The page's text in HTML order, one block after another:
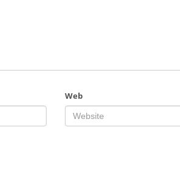
Web